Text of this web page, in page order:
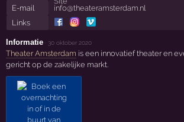
E-mail
info@theateramsterdam.nl
Links
Informatie 30 oktober 2020
Theater Amsterdam is een innovatief theater en
gericht op de zakelijke markt.